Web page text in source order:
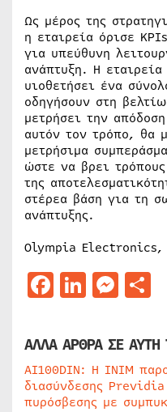
Ως μέρος της
η εταιρεία όρισε
για υπεύθυνη
ανάπτυξη. Η
υιοθετήσει ένα
οδηγήσουν στη
μετρήσει την
αυτόν τον τρόπο, θα
μετρήσιμα
ώστε να βρει
της
στέρεα βάση για τη
ανάπτυξης.
Olympia Electronics,
Facebook
ΑΛΛΑ ΑΡΘΡΑ ΣΕ ΑΥΤΗ
AI100DIN: Η INIM
διασύνδεσης Previdia
πυρόσβεσης με